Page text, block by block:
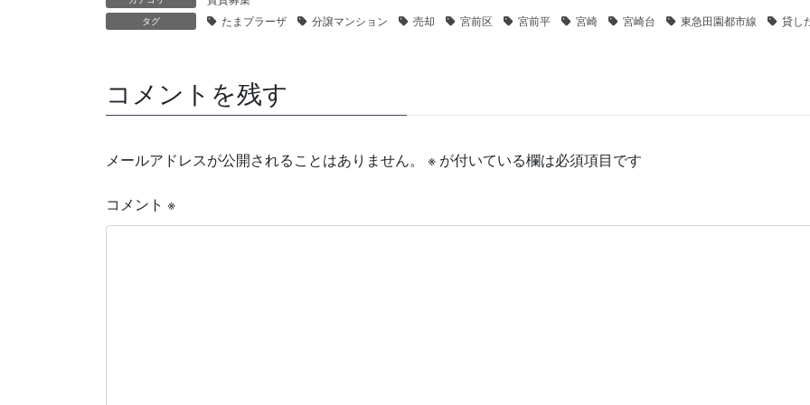
タグ たまプラーザ 分譲マンション 売却 宮前区 宮前平 宮崎 宮崎台 東急田園都市線 貸し
コメントを残す
メールアドレスが公開されることはありません。 ※ が付いている欄は必須項目です
コメント ※